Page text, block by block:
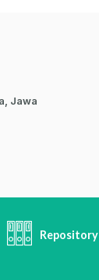
Jawa
Repository